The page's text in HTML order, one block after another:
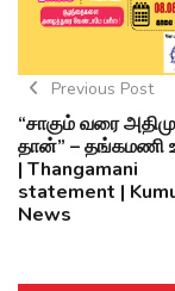
Previous Post
“சாகும் வரை
தான்” – தங்கமணி
| Thangamani
statement |
News